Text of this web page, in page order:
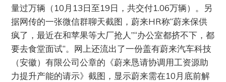
量过万辆（10月13日至19日，共交付1.06万辆）。另
据网传的一张微信群聊天截图，蔚来HR称“蔚来保供
疯了，最近在和苹果等大厂抢人”“办公室都挤不下，都
要去食堂面试”。网上还流出了一份盖有蔚来汽车科技
（安徽）有限公司公章的《蔚来恳请协调用工资源助
力提升产能的请示》截图，显示蔚来需在10月底前解